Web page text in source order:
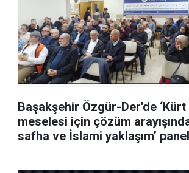
Başakşehir Özgür-Der'de ‘Kürt
meselesi için çözüm
safha ve İslami yaklaşım’ paneli